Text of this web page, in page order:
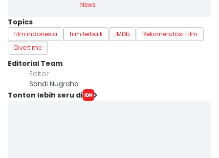
News
Topics
film indonesia film terbaik IMDb
Rekomendasi Film
Divert me
Editorial Team
Editor
Sandi Nugraha
Tonton lebih seru di